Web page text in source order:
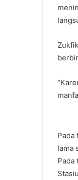
Pada
lama
Pada